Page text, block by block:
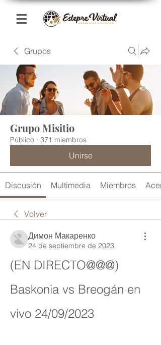
Grupos
Grupo Misitio
Público · 371 miembros
Unirse
Discusión Multimedia Miembros
Volver
Димон Макаренко
24 de septiembre de 2023
(EN DIRECTO@@@)
Baskonia vs Breogán en
vivo 24/09/2023